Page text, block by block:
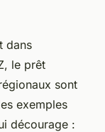
dans
le prêt
sont
exemples
décourage :